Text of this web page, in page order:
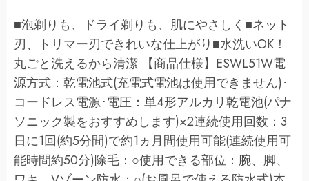
■泡剃りも、ドライ剃りも、肌にやさしく■ネット
刃、トリマー刃できれいな仕上がり■水洗いOK！
丸ごと洗えるから清潔 【商品仕様】ESWL51W電
源方式：乾電池式(充電式電池は使用できません)･
コードレス電源･電圧：単4形アルカリ乾電池(パナ
ソニック製をおすすめします)×2連続使用回数：3
日に1回(約5分間)で約1ヵ月間使用可能(連続使用可
能時間約50分)除毛：○使用できる部位：腕、脚、